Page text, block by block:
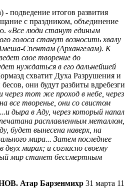
- подведение итогов развития
с праздником, объединение
«Все люди станут единым
голоса станут возносить хвалу
Спентам (Архангелам). К
свое творение до
нуждаться в его дальнейшей
схватит Духа Разрушения и
они будут разбиты вдребезги
через тот же проход в небе, через
все творенье, они со свистом
дыра в Аду, через который напал
расплавленным металлом,
будет вынесена наверх, на
мира... Затем последнее
двух мирах; и согласно своему
мир станет бессмертным
Атар Барзенмихр 31 марта 11